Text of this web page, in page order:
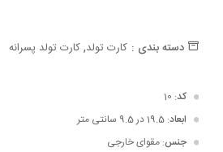
دسته بندی : کارت تولد,کارت تولد پسرانه
کد: 10
ابعاد: 19.5 در 9.5 سانتی متر
جنس: مقوای خارجی